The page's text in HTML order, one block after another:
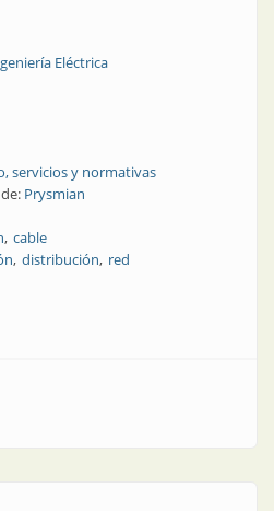
Eléctrica
servicios y normativas
Prysmian
cable
distribución red
para redes subterráneas